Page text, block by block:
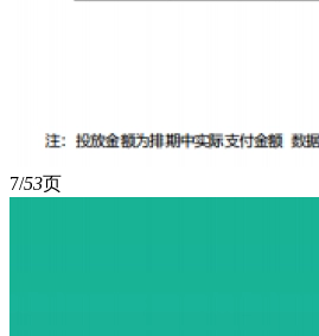
7/53页